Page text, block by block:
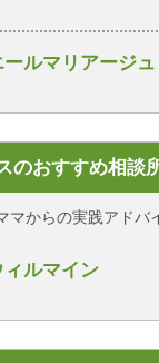
ルマリアージュ
のおすすめ相談
マからの実践アドバ
ルマイン